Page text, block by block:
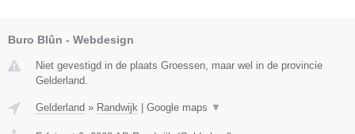
Buro Blûn - Webdesign
Niet gevestigd in de plaats Groessen, maar wel in de provincie
Gelderland.
Gelderland » Randwijk Google maps ▼